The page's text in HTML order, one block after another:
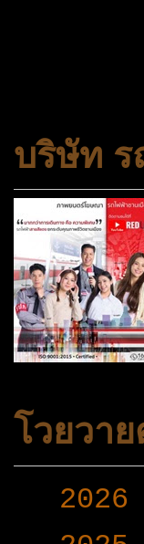
บริษัท ร
โวยวา
2026